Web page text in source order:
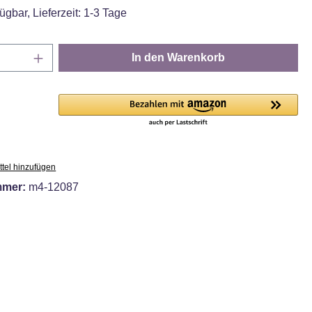
Lieferzeit: 1-3 Tage
Anzahl: Gib den gewünschten Wert ein
In den Warenkorb
hinzufügen
m4-12087